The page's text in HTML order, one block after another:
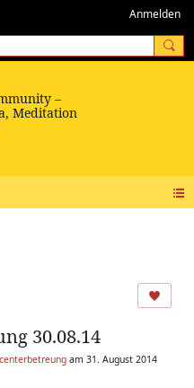
Anmelden
30.08.14
am 31. August 2014